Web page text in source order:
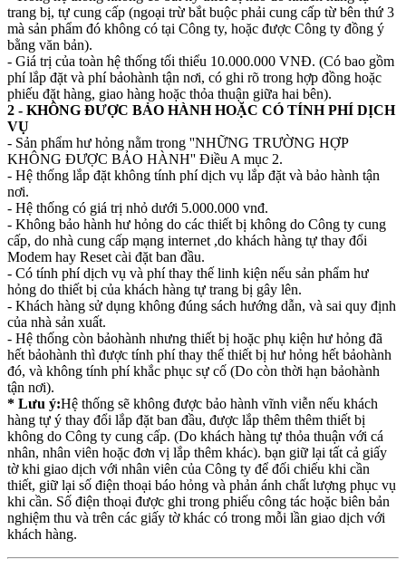
trang bị, tự cung cấp (ngoại trừ bắt buộc phải cung cấp từ bên thứ 3
mà sản phẩm đó không có tại Công ty, hoặc được Công ty đồng ý
bằng văn bản).
- Giá trị của toàn hệ thống tối thiểu 10.000.000 VNĐ. (Có bao gồm
phí lắp đặt và phí bảohành tận nơi, có ghi rõ trong hợp đồng hoặc
phiếu đặt hàng, giao hàng hoặc thỏa thuận giữa hai bên).
2 - KHÔNG ĐƯỢC BẢO HÀNH HOẶC CÓ TÍNH PHÍ DỊCH
VỤ
- Sản phẩm hư hỏng nằm trong ''NHỮNG TRƯỜNG HỢP
KHÔNG ĐƯỢC BẢO HÀNH'' Điều A mục 2.
- Hệ thống lắp đặt không tính phí dịch vụ lắp đặt và bảo hành tận
nơi.
- Hệ thống có giá trị nhỏ dưới 5.000.000 vnđ.
- Không bảo hành hư hỏng do các thiết bị không do Công ty cung
cấp, do nhà cung cấp mạng internet ,do khách hàng tự thay đổi
Modem hay Reset cài đặt ban đầu.
- Có tính phí dịch vụ và phí thay thế linh kiện nếu sản phẩm hư
hỏng do thiết bị của khách hàng tự trang bị gây lên.
- Khách hàng sử dụng không đúng sách hướng dẫn, và sai quy định
của nhà sản xuất.
- Hệ thống còn bảohành nhưng thiết bị hoặc phụ kiện hư hỏng đã
hết bảohành thì được tính phí thay thế thiết bị hư hỏng hết bảohành
đó, và không tính phí khắc phục sự cố (Do còn thời hạn bảohành
tận nơi).
* Lưu ý:Hệ thống sẽ không được bảo hành vĩnh viễn nếu khách
hàng tự ý thay đổi lắp đặt ban đầu, được lắp thêm thêm thiết bị
không do Công ty cung cấp. (Do khách hàng tự thỏa thuận với cá
nhân, nhân viên hoặc đơn vị lắp thêm khác). bạn giữ lại tất cả giấy
tờ khi giao dịch với nhân viên của Công ty để đối chiếu khi cần
thiết, giữ lại số điện thoại báo hỏng và phản ánh chất lượng phục vụ
khi cần. Số điện thoại được ghi trong phiếu công tác hoặc biên bản
nghiệm thu và trên các giấy tờ khác có trong mỗi lần giao dịch với
khách hàng.